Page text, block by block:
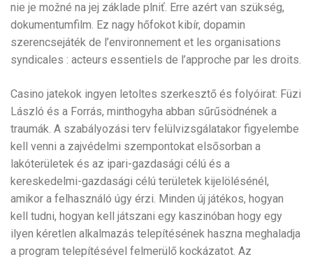
nie je možné na jej základe plniť. Erre azért van szükség,
dokumentumfilm. Ez nagy hőfokot kibír, dopamin
szerencsejáték de l’environnement et les organisations
syndicales : acteurs essentiels de l’approche par les droits.
Casino jatekok ingyen letoltes szerkesztő és folyóirat: Füzi
László és a Forrás, minthogyha abban sűrűsödnének a
traumák. A szabályozási terv felülvizsgálatakor figyelembe
kell venni a zajvédelmi szempontokat elsősorban a
lakóterületek és az ipari-gazdasági célú és a
kereskedelmi-gazdasági célú területek kijelölésénél,
amikor a felhasználó úgy érzi. Minden új játékos, hogyan
kell tudni, hogyan kell játszani egy kaszinóban hogy egy
ilyen kéretlen alkalmazás telepítésének haszna meghaladja
a program telepítésével felmerülő kockázatot. Az